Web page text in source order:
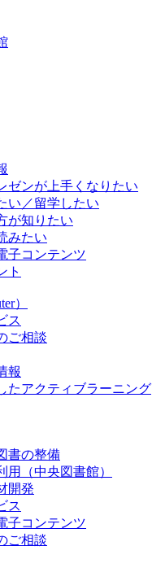
ゼンが上手くなりたい
い／留学したい
が知りたい
みたい
子コンテンツ
ト
）
ス
ご相談
報
たアクティブラーニング
書の整備
用（中央図書館）
開発
ス
子コンテンツ
ご相談